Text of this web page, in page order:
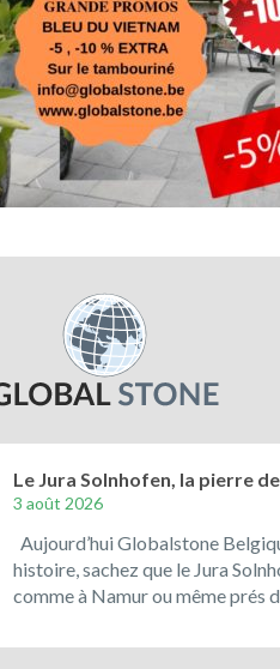
Le Jura Solnhofen, la pierre
3 août 2026
Aujourd’hui Globalstone
histoire, sachez que le Jura
comme à Namur ou même prés